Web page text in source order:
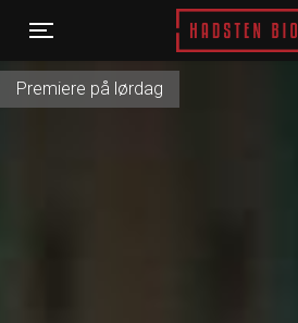
Toggle navigation
Hadsten Bio
Premiere på lørdag